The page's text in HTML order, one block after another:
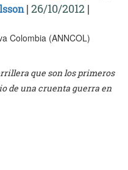
| 26/10/2012 |
Colombia (ANNCOL)
que son los primeros
de una cruenta guerra en